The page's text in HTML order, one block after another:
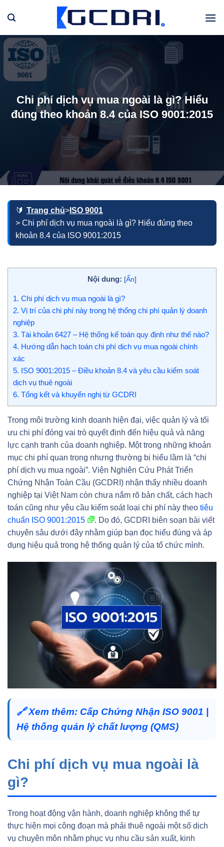
qua
dung
Chi phí dịch vụ mua ngoài là gì? Hiểu
đúng theo khoản 8.4 của ISO 9001:2015
Trang chủ> ISO 9001
> Chi phí dịch vụ mua ngoài là gì? Hiểu đúng theo
khoản 8.4 của ISO 9001:2015
Nội dung: [Ẩn]
1. Chi phí dịch vụ mua ngoài là gì?
2. Vị trí của chi phí này trong hệ thống chi phí quản lý doanh
nghiệp
3. Tài khoản 6427 – Hệ thống kế toán quy định như thế nào?
4. Hướng dẫn hạch toán chi phí dịch vụ mua ngoài chính
xác
5. ISO 9001:2015 – Điều khoản 8.4 và yêu cầu kiểm soát
dịch vụ thuê ngoài
6. Tổng kết và khuyến nghị từ GCDRI
Trong môi trường kinh doanh hiện đại, việc quản lý và tối
ưu chi phí đóng vai trò quyết định đến hiệu quả và năng
lực cạnh tranh của doanh nghiệp. Một trong những khoản
mục chi phí quan trọng nhưng thường bị hiểu lầm là “chi
phí dịch vụ mua ngoài”. Viện Nghiên Cứu Phát Triển
Chứng Nhận Toàn Cầu (GCDRI) nhận thấy nhiều doanh
nghiệp tại Việt Nam còn chưa nắm rõ bản chất, cách hạch
toán cũng như yêu cầu kiểm soát loại chi phí này theo tiêu
chuẩn ISO 9001:2015
. Do đó, GCDRI biên soạn bài viết
chuyên sâu dưới đây nhằm giúp bạn đọc hiểu đúng và áp
dụng hiệu quả trong hệ thống quản lý của tổ chức mình.
🔗Xem thêm: Cấp Chứng Nhận ISO 9001 |
Hệ thống quản lý chất lượng (QMS)
Chi phí dịch vụ mua ngoài là
gì?
Trong hoạt động vận hành, doanh nghiệp không thể tự
thực hiện mọi công đoạn mà phải thuê ngoài một số dịch
vụ chuyên môn nhằm phục vụ nhu cầu sản xuất, kinh